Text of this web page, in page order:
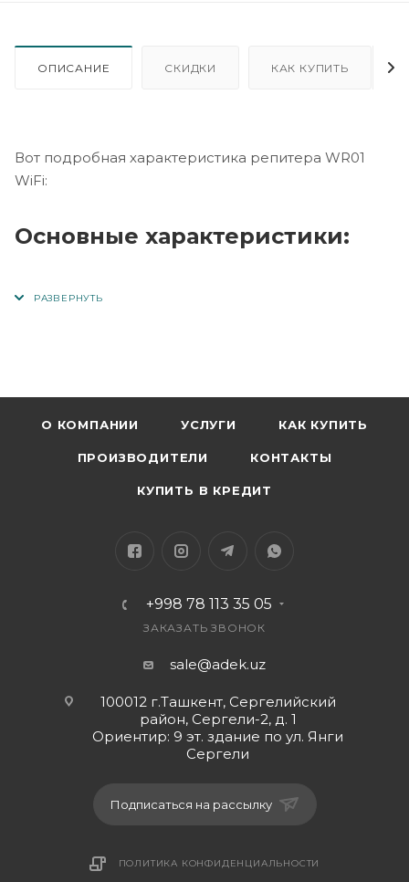
ОПИСАНИЕ СКИДКИ КАК КУПИТЬ
Вот подробная характеристика репитера WR01
WiFi:
Основные характеристики:
Максимальная скорость передачи до 300
Мбит/с.
Работает на частоте 2.4 ГГц.
Режимы работы:
Репитер (повторитель): Увеличивает зону
Режим точки доступа (AP): Создаёт новую Wi-
Fi сеть, подключаясь через Ethernet.
О КОМПАНИИ УСЛУГИ КАК КУПИТЬ
ПРОИЗВОДИТЕЛИ КОНТАКТЫ
КУПИТЬ В КРЕДИТ
+998 78 113 35 05
ЗАКАЗАТЬ ЗВОНОК
sale@adek.uz
100012 г.Ташкент, Сергелийский
район, Сергели-2, д. 1
Ориентир: 9 эт. здание по ул. Янги
Сергели
Подписаться на рассылку
ПОЛИТИКА КОНФИДЕНЦИАЛЬНОСТИ